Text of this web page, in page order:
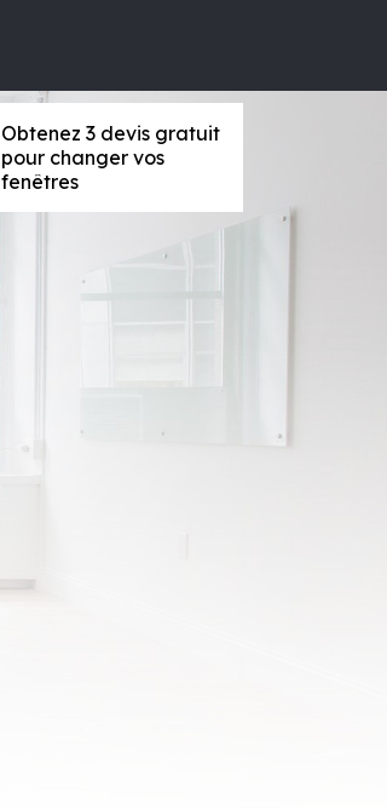
Obtenez 3 devis gratuit
pour changer vos
fenêtres